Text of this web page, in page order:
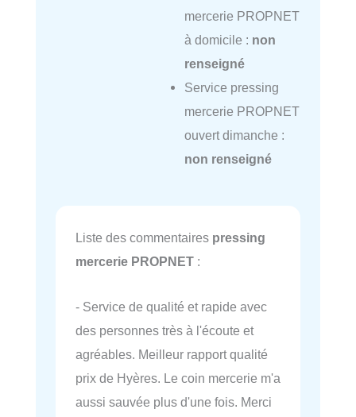
mercerie PROPNET
à domicile : non
renseigné
Service pressing
mercerie PROPNET
ouvert dimanche :
non renseigné
Liste des commentaires pressing
mercerie PROPNET :
- Service de qualité et rapide avec
des personnes très à l'écoute et
agréables. Meilleur rapport qualité
prix de Hyères. Le coin mercerie m'a
aussi sauvée plus d'une fois. Merci